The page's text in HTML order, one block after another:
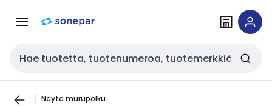
navigointiinsisältöön
Haku
Näytä murupolku